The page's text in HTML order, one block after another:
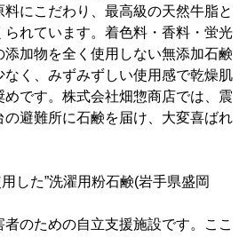
にこだわり、最高級の天然牛脂と
られています。着色料・香料・蛍光
加物を全く使用しない無添加石鹸
なく、みずみずしい使用感で乾燥肌
です。株式会社畑惣商店では、震
の避難所に石鹸を届け、大変喜ばれ
した”洗濯用粉石鹸(岩手県盛岡
のための自立支援施設です。ここ